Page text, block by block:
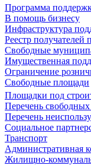
Программа
В помощь бизнесу
Инфраструктура
Реестр получателей
Свободные
Имущественная
Ограничение
Свободные площади
Площадки под
Перечень
Перечень
Социальное
Транспорт
Административная
Жилищно-